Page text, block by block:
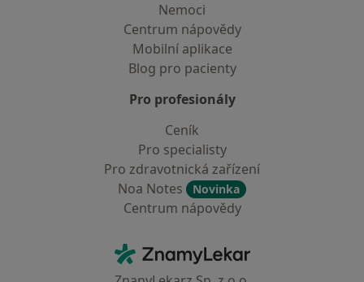
Nemoci
Centrum nápovědy
Mobilní aplikace
Blog pro pacienty
Pro profesionály
Ceník
Pro specialisty
Pro zdravotnická zařízení
Noa Notes
Novinka
Centrum nápovědy
ZnamyLekar - Hlavní stránka